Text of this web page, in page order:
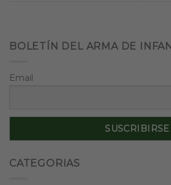
BOLETÍN DEL ARMA DE
Email
CATEGORIAS